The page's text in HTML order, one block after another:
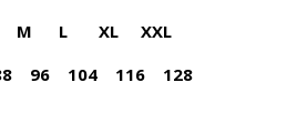
XL XXL
88 96 104 116 128